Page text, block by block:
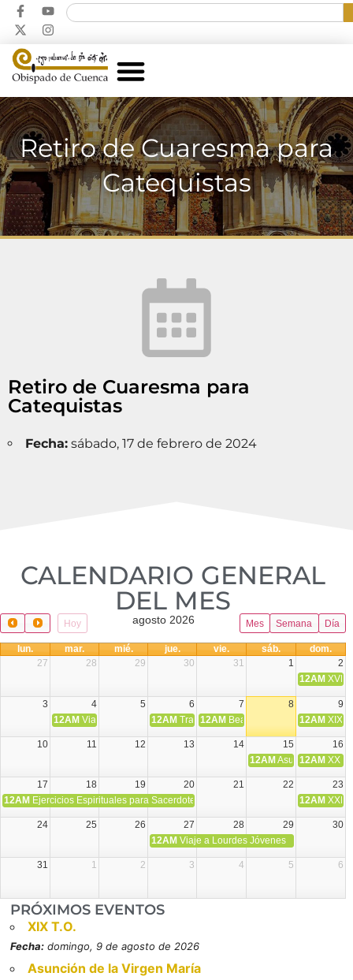
Retiro de Cuaresma para
Catequistas
Retiro de Cuaresma para
Catequistas
Fecha: sábado, 17 de febrero de 2024
CALENDARIO GENERAL
DEL MES​
Hoy Mes Semana Día
agosto 2026
lun. mar. mié. jue. vie. sáb.
dom.
27
28 29 30 31 1
2
12AM XVIII
3 4 5 6 7 8
9
12AM Viaje Diocesano a Japón.
12AM Transfiguración del Señor
12AM Beatos Cruz Laplana,
12AM XIX
10 11 12 13 14 15
16
12AM Asunción de la
12AM XX
17 18 19 20 21 22
23
12AM Ejercicios Espirituales para Sacerdotes. Priego. 12AM XXI
24 25 26 27 28 29
30
12AM Viaje a Lourdes Jóvenes
31 1 2 3 4 5 6
PRÓXIMOS EVENTOS
XIX T.O.
Fecha: domingo, 9 de agosto de 2026
Asunción de la Virgen María